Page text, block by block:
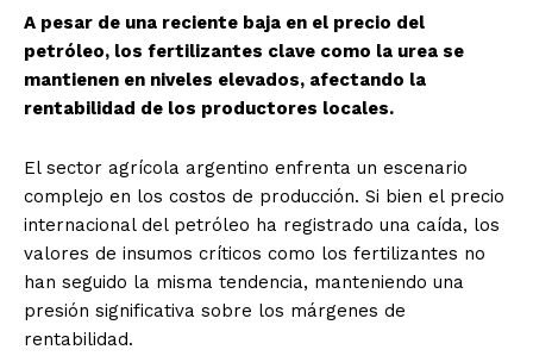
A pesar de una reciente baja en el precio del
petróleo, los fertilizantes clave como la urea se
mantienen en niveles elevados, afectando la
rentabilidad de los productores locales.
El sector agrícola argentino enfrenta un escenario
complejo en los costos de producción. Si bien el precio
internacional del petróleo ha registrado una caída, los
valores de insumos críticos como los fertilizantes no
han seguido la misma tendencia, manteniendo una
presión significativa sobre los márgenes de
rentabilidad.